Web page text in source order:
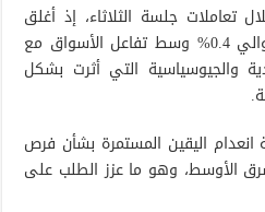
تعاملات جلسة الثلاثاء، إذ أغلق
المعدن الأبيض على ارتفاع بحوالي 0.4% وسط تفاعل الأسواق مع
والجيوسياسية التي أثرت بشكل
انعدام اليقين المستمرة بشأن فرص
الأوسط، وهو ما عزز الطلب على